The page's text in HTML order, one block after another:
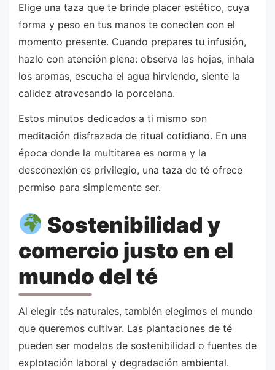
Elige una taza que te brinde placer estético, cuya
forma y peso en tus manos te conecten con el
momento presente. Cuando prepares tu infusión,
hazlo con atención plena: observa las hojas, inhala
los aromas, escucha el agua hirviendo, siente la
calidez atravesando la porcelana.
Estos minutos dedicados a ti mismo son
meditación disfrazada de ritual cotidiano. En una
época donde la multitarea es norma y la
desconexión es privilegio, una taza de té ofrece
permiso para simplemente ser.
Sostenibilidad y
comercio justo en el
mundo del té
Al elegir tés naturales, también elegimos el mundo
que queremos cultivar. Las plantaciones de té
pueden ser modelos de sostenibilidad o fuentes de
explotación laboral y degradación ambiental.